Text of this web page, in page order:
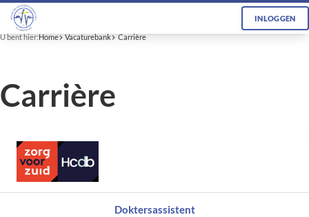
INLOGGEN
U bent hier:Home Vacaturebank Carrière
Carrière
Doktersassistent